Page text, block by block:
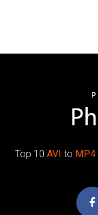
Top 10 AVI to MP4